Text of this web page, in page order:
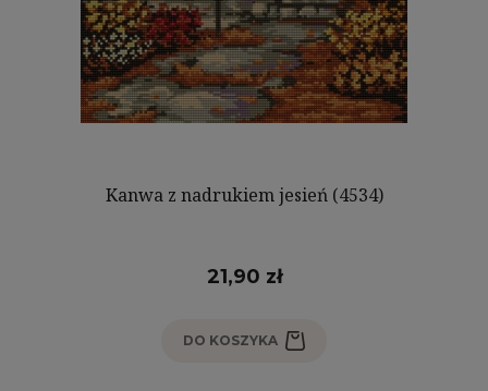
Kanwa z nadrukiem jesień (4534)
21,90 zł
DO KOSZYKA